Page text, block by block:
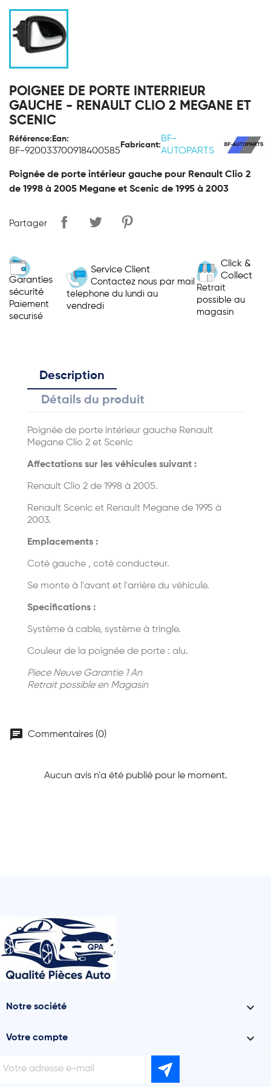
POIGNEE DE PORTE INTERRIEUR
GAUCHE - RENAULT CLIO 2 MEGANE ET
SCENIC
Référence:
BF-92003
Ean:
3700918400585
Fabricant:
BF-
AUTOPARTS
Poignée de porte intérieur gauche pour Renault Clio 2
de 1998 à 2005 Megane et Scenic de 1995 à 2003
Partager
Garanties
sécurité
Paiement
securisé
Service Client
Contactez nous par mail
telephone du lundi au
vendredi
Click &
Collect
Retrait
possible au
magasin
Description
Détails du produit
Poignée de porte intérieur gauche Renault
Megane Clio 2 et Scenic
Affectations sur les véhicules suivant :
Renault Clio 2 de 1998 à 2005.
Renault Scenic et Renault Megane de 1995 à
2003.
Emplacements :
Coté gauche , coté conducteur.
Se monte à l'avant et l'arrière du véhicule.
Specifications :
Système à cable, système à tringle.
Couleur de la poignée de porte : alu.
Piece Neuve Garantie 1 An
Retrait possible en Magasin
chat Commentaires (0)
Aucun avis n'a été publié pour le moment.
Notre société 
Votre compte 